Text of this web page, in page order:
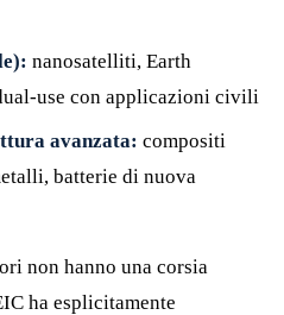
nanosatelliti, Earth
use con applicazioni civili
avanzata: compositi
batterie di nuova
non hanno una corsia
ha esplicitamente